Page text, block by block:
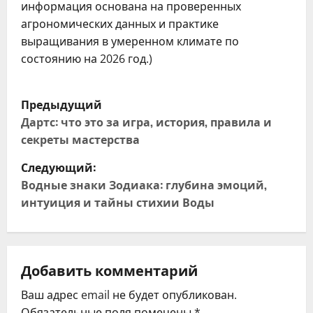
информация основана на проверенных
агрономических данных и практике
выращивания в умеренном климате по
состоянию на 2026 год.)
Н
а
в
и
г
ц
и
Предыдущий
Дартс: что это за игра, история, правила и
секреты мастерства
Следующий:
Водные знаки Зодиака: глубина эмоций,
интуиция и тайны стихии Воды
Добавить комментарий
Ваш адрес email не будет опубликован.